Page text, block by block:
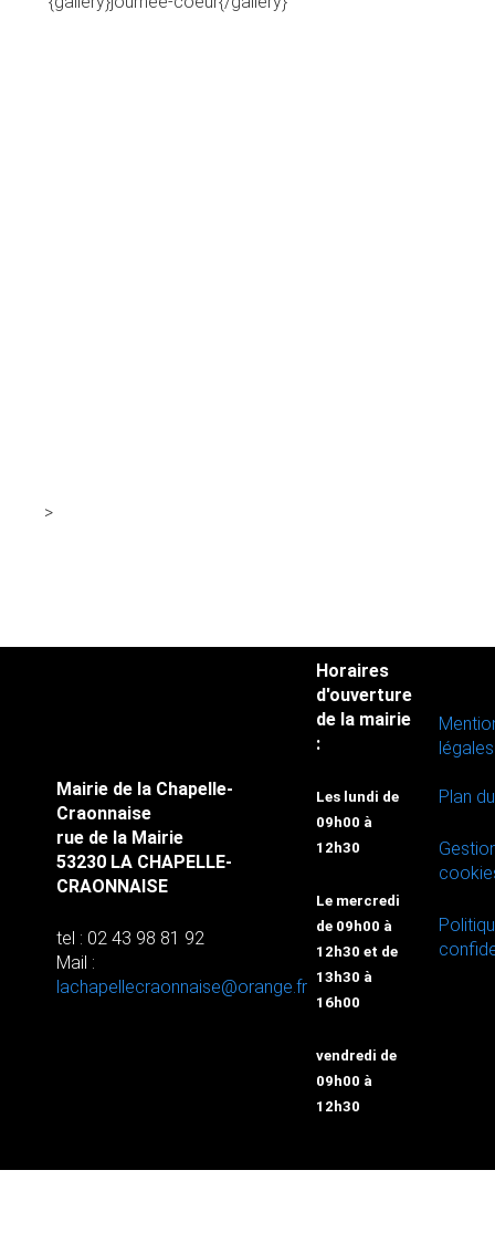
>
Mairie de la Chapelle-
Craonnaise
rue de la Mairie
53230 LA CHAPELLE-
CRAONNAISE
tel : 02 43 98 81 92
Mail :
lachapellecraonnaise@orange.fr
Horaires
d'ouverture
de la mairie
:
Les lundi de
09h00 à
12h30
Le mercredi
de 09h00 à
12h30 et de
13h30 à
16h00
vendredi de
09h00 à
12h30
légales
Plan